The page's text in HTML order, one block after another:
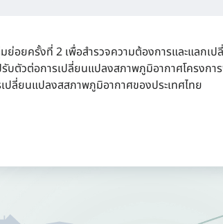
มย่อยครั้งที่ 2 เพื่อสำรวจความต้องการและแลก
รับตัวต่อการเปลี่ยนแปลงสภาพภูมิอากาศโครงก
ปลี่ยนแปลงสสภาพภูมิอากาศของประเทศไทย